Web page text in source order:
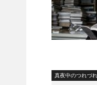
真夜中のつれづ